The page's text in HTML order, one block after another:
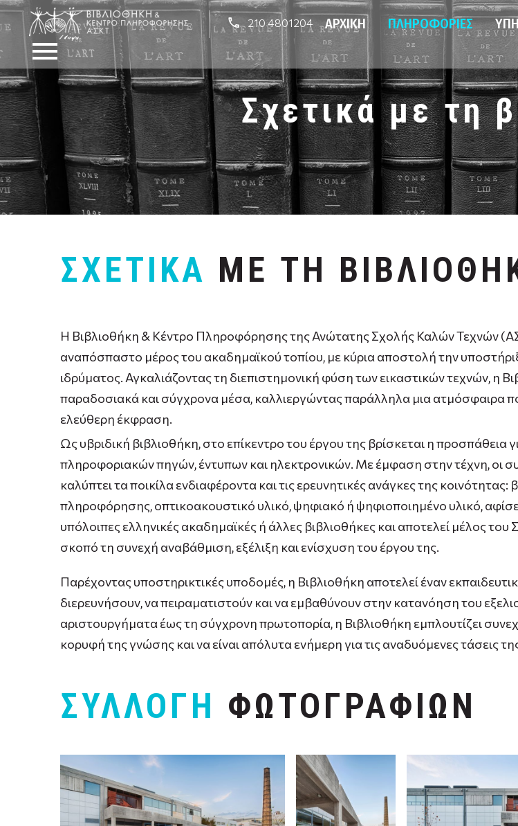
210 4801204 ΑΡΧΙΚΉ ΠΛΗΡΟΦΟΡΊΕΣ
Σχετικά με τη
ΣΧΕΤΙΚΑ ΜΕ ΤΗ
Η Βιβλιοθήκη & Κέντρο Πληροφόρησης της Ανώτατης Σχολής Καλών Τεχνών
αναπόσπαστο μέρος του ακαδημαϊκού τοπίου, με κύρια αποστολή την
ιδρύματος. Αγκαλιάζοντας τη διεπιστημονική φύση των εικαστικών τεχνών, η
παραδοσιακά και σύγχρονα μέσα, καλλιεργώντας παράλληλα μια ατμόσφαιρα
ελεύθερη έκφραση.
Ως υβριδική βιβλιοθήκη, στο επίκεντρο του έργου της βρίσκεται η
πληροφοριακών πηγών, έντυπων και ηλεκτρονικών. Με έμφαση στην τέχνη, οι
καλύπτει τα ποικίλα ενδιαφέροντα και τις ερευνητικές ανάγκες της κοινότητας:
πληροφόρησης, οπτικοακουστικό υλικό, ψηφιακό ή ψηφιοποιημένο υλικό,
υπόλοιπες ελληνικές ακαδημαϊκές ή άλλες βιβλιοθήκες και αποτελεί μέλος
σκοπό τη συνεχή αναβάθμιση, εξέλιξη και ενίσχυση του έργου της.
Παρέχοντας υποστηρικτικές υποδομές, η Βιβλιοθήκη αποτελεί έναν
διερευνήσουν, να πειραματιστούν και να εμβαθύνουν στην κατανόηση του
αριστουργήματα έως τη σύγχρονη πρωτοπορία, η Βιβλιοθήκη εμπλουτίζει
κορυφή της γνώσης και να είναι απόλυτα ενήμερη για τις αναδυόμενες τάσεις
ΣΥΛΛΟΓΗ ΦΩΤΟΓΡΑΦΙΩΝ